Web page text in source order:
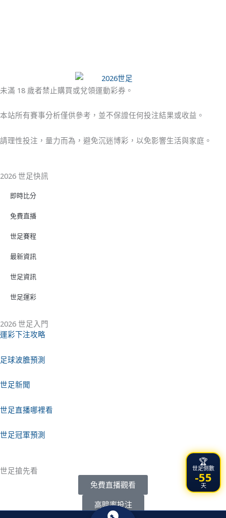
未滿 18 歲者禁止購買或兌領運動彩券。
本站所有賽事分析僅供參考，並不保證任何投注結果或收益。
請理性投注，量力而為，避免沉迷博彩，以免影響生活與家庭。
2026 世足快訊
即時比分
免費直播
世足賽程
最新資訊
世足資訊
世足運彩
2026 世足入門
運彩下注攻略
足球波膽預測
世足新聞
世足直播哪裡看
世足冠軍預測
世足搶先看
免費直播觀看
高賠率投注
🏆
世足倒數
-55
天